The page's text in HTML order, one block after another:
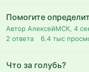
Помогите
Автор АлексейМСК, 4
2 ответа 6.4 тыс
Что за голубь?